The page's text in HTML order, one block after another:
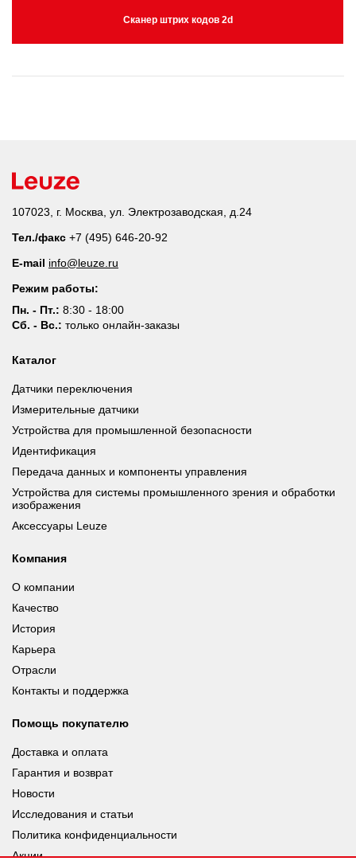
Сканер штрих кодов 2d
107023, г. Москва, ул. Электрозаводская, д.24
Тел./факс +7 (495) 646-20-92
E-mail info@leuze.ru
Режим работы:
Пн. - Пт.: 8:30 - 18:00
Сб. - Вс.: только онлайн-заказы
Каталог
Датчики переключения
Измерительные датчики
Устройства для промышленной безопасности
Идентификация
Передача данных и компоненты управления
Устройства для системы промышленного зрения и обработки
изображения
Аксессуары Leuze
Компания
О компании
Качество
История
Карьера
Отрасли
Контакты и поддержка
Помощь покупателю
Доставка и оплата
Гарантия и возврат
Новости
Исследования и статьи
Политика конфиденциальности
Акции